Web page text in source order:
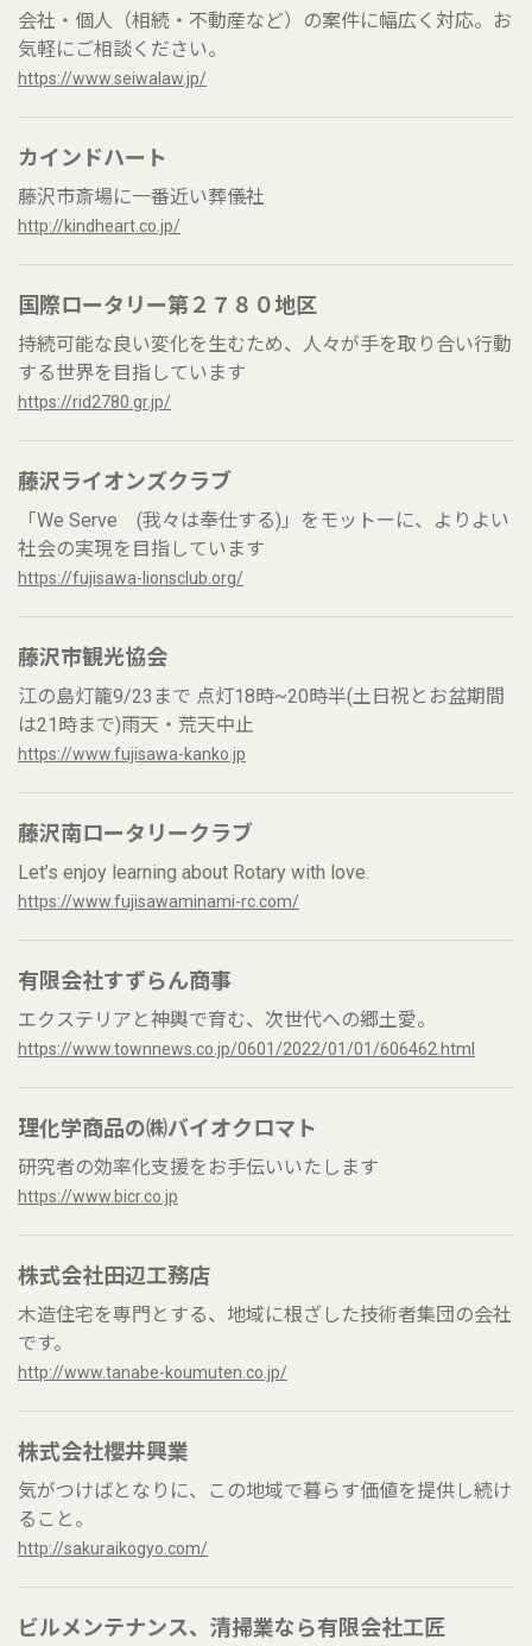
会社・個人（相続・不動産など）の案件に幅広く対応。お
気軽にご相談ください。
https://www.seiwalaw.jp/
カインドハート
藤沢市斎場に一番近い葬儀社
http://kindheart.co.jp/
国際ロータリー第２７８０地区
持続可能な良い変化を生むため、人々が手を取り合い行動
する世界を目指しています
https://rid2780.gr.jp/
藤沢ライオンズクラブ
「We Serve (我々は奉仕する)」をモットーに、よりよい
社会の実現を目指しています
https://fujisawa-lionsclub.org/
藤沢市観光協会
江の島灯籠9/23まで 点灯18時~20時半(土日祝とお盆期間
は21時まで)雨天・荒天中止
https://www.fujisawa-kanko.jp
藤沢南ロータリークラブ
Let’s enjoy learning about Rotary with love.
https://www.fujisawaminami-rc.com/
有限会社すずらん商事
エクステリアと神輿で育む、次世代への郷土愛。
https://www.townnews.co.jp/0601/2022/01/01/606462.html
理化学商品の㈱バイオクロマト
研究者の効率化支援をお手伝いいたします
https://www.bicr.co.jp
株式会社田辺工務店
木造住宅を専門とする、地域に根ざした技術者集団の会社
です。
http://www.tanabe-koumuten.co.jp/
株式会社櫻井興業
気がつけばとなりに、この地域で暮らす価値を提供し続け
ること。
http://sakuraikogyo.com/
ビルメンテナンス、清掃業なら有限会社工匠